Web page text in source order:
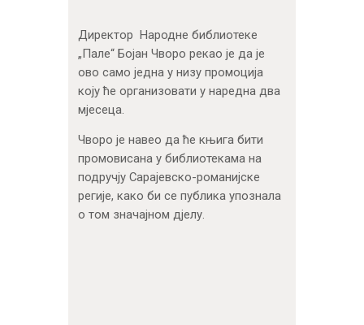
Директор Народне библиотеке
„Пале“ Бојан Чворо рекао је да је
ово само једна у низу промоција
коју ће организовати у наредна два
мјесеца.
Чворо је навео да ће књига бити
промовисана у библиотекама на
подручју Сарајевско-романијске
регије, како би се публика упознала
о том значајном дјелу.